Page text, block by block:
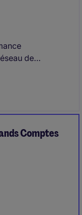
de
Comptes